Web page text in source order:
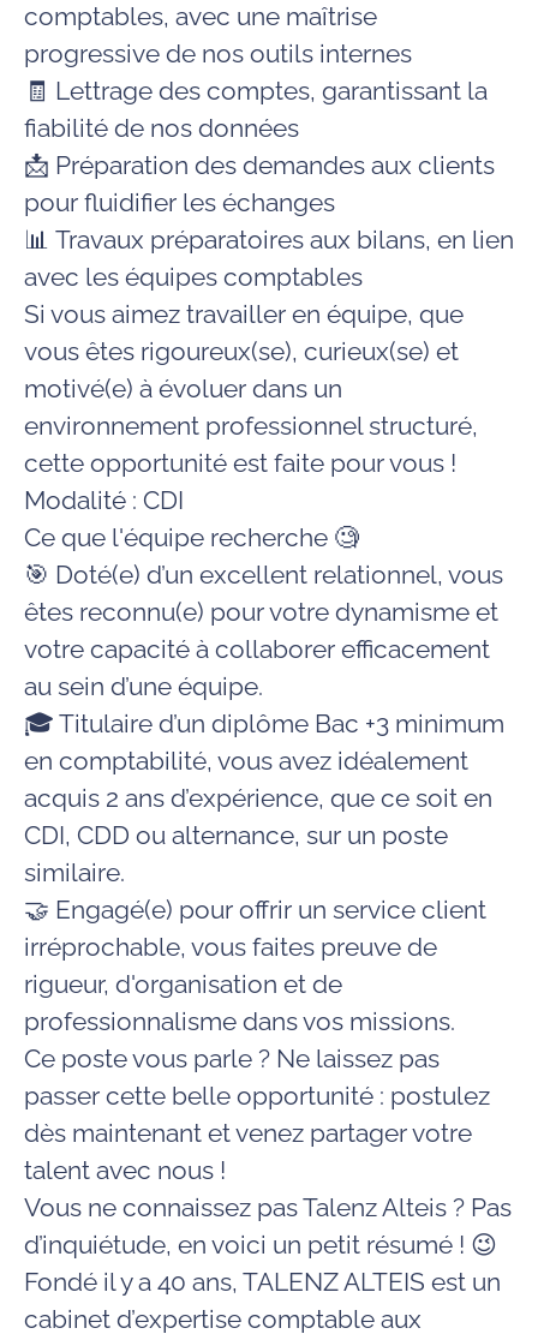
comptables, avec une maîtrise
progressive de nos outils internes
🧾 Lettrage des comptes, garantissant la
fiabilité de nos données
📩 Préparation des demandes aux clients
pour fluidifier les échanges
📊 Travaux préparatoires aux bilans, en lien
avec les équipes comptables
Si vous aimez travailler en équipe, que
vous êtes rigoureux(se), curieux(se) et
motivé(e) à évoluer dans un
environnement professionnel structuré,
cette opportunité est faite pour vous !
Modalité : CDI
Ce que l'équipe recherche 🧐
🎯 Doté(e) d’un excellent relationnel, vous
êtes reconnu(e) pour votre dynamisme et
votre capacité à collaborer efficacement
au sein d’une équipe.
🎓 Titulaire d’un diplôme Bac +3 minimum
en comptabilité, vous avez idéalement
acquis 2 ans d’expérience, que ce soit en
CDI, CDD ou alternance, sur un poste
similaire.
🤝 Engagé(e) pour offrir un service client
irréprochable, vous faites preuve de
rigueur, d'organisation et de
professionnalisme dans vos missions.
Ce poste vous parle ? Ne laissez pas
passer cette belle opportunité : postulez
dès maintenant et venez partager votre
talent avec nous !
Vous ne connaissez pas Talenz Alteis ? Pas
d’inquiétude, en voici un petit résumé ! 😉
Fondé il y a 40 ans, TALENZ ALTEIS est un
cabinet d’expertise comptable aux